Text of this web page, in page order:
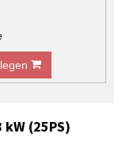
(25PS)